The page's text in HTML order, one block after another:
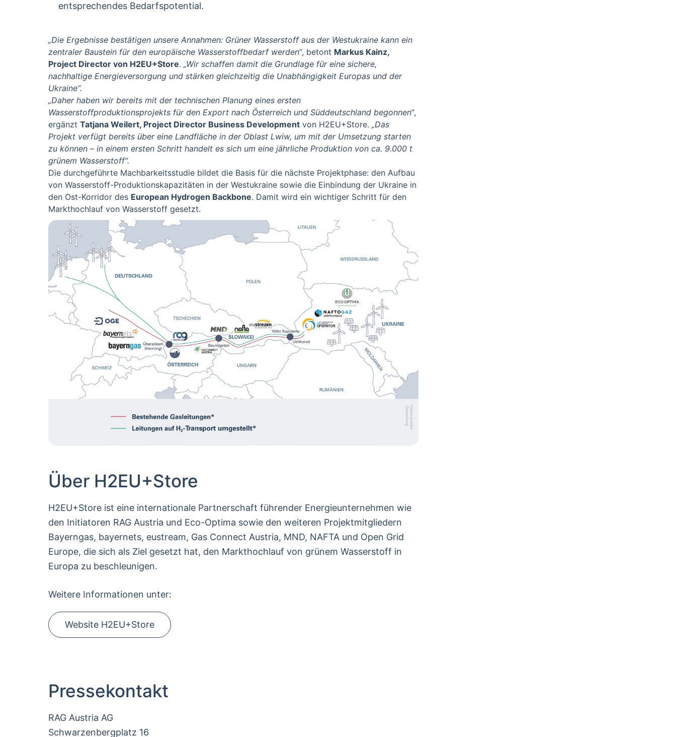
entsprechendes Bedarfspotential.
„Die Ergebnisse bestätigen unsere Annahmen: Grüner Wasserstoff aus der Westukraine kann ein
zentraler Baustein für den europäische Wasserstoffbedarf werden“, betont Markus Kainz,
Project Director von H2EU+Store. „Wir schaffen damit die Grundlage für eine sichere,
nachhaltige Energieversorgung und stärken gleichzeitig die Unabhängigkeit Europas und der
Ukraine“.
„Daher haben wir bereits mit der technischen Planung eines ersten
Wasserstoffproduktionsprojekts für den Export nach Österreich und Süddeutschland begonnen“,
ergänzt Tatjana Weilert, Project Director Business Development von H2EU+Store. „Das
Projekt verfügt bereits über eine Landfläche in der Oblast Lwiw, um mit der Umsetzung starten
zu können – in einem ersten Schritt handelt es sich um eine jährliche Produktion von ca. 9.000 t
grünem Wasserstoff“.
Die durchgeführte Machbarkeitsstudie bildet die Basis für die nächste Projektphase: den Aufbau
von Wasserstoff-Produktionskapazitäten in der Westukraine sowie die Einbindung der Ukraine in
den Ost-Korridor des European Hydrogen Backbone. Damit wird ein wichtiger Schritt für den
Markthochlauf von Wasserstoff gesetzt.
Über H2EU+Store
H2EU+Store ist eine internationale Partnerschaft führender Energieunternehmen wie
den Initiatoren RAG Austria und Eco-Optima sowie den weiteren Projektmitgliedern
Bayerngas, bayernets, eustream, Gas Connect Austria, MND, NAFTA und Open Grid
Europe, die sich als Ziel gesetzt hat, den Markthochlauf von grünem Wasserstoff in
Europa zu beschleunigen.
Weitere Informationen unter:
Website H2EU+Store
Pressekontakt
RAG Austria AG
Schwarzenbergplatz 16